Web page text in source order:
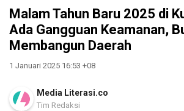
Malam Tahun Baru 2025 di
Ada Gangguan Keamanan,
Membangun Daerah
1 Januari 2025 16:53 +08
Media Literasi.co
Tim Redaksi